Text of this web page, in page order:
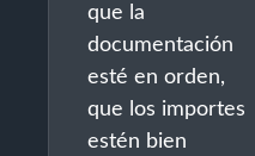
que la
documentación
esté en orden,
que los importes
estén bien